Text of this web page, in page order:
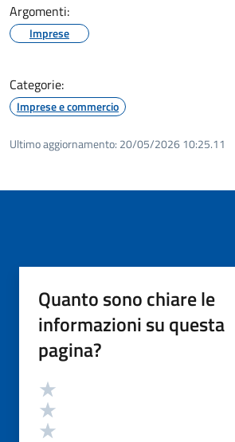
Argomenti:
Imprese
Categorie:
Imprese e commercio
Ultimo aggiornamento: 20/05/2026 10:25.11
Quanto sono chiare le
informazioni su questa
pagina?
Valutazione